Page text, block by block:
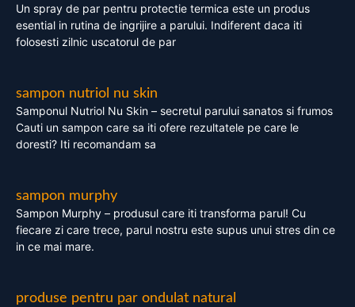
Un spray de par pentru protectie termica este un produs
esential in rutina de ingrijire a parului. Indiferent daca iti
folosesti zilnic uscatorul de par
sampon nutriol nu skin
Samponul Nutriol Nu Skin – secretul parului sanatos si frumos
Cauti un sampon care sa iti ofere rezultatele pe care le
doresti? Iti recomandam sa
sampon murphy
Sampon Murphy – produsul care iti transforma parul! Cu
fiecare zi care trece, parul nostru este supus unui stres din ce
in ce mai mare.
produse pentru par ondulat natural